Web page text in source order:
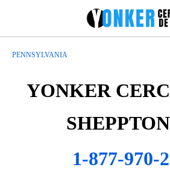
PENNSYLVANIA
YONKER
1-877-970-